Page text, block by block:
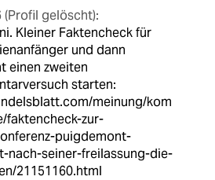
(Profil gelöscht):
Kleiner Faktencheck für
und dann
einen zweiten
starten:
meinung/kom
faktencheck-zur-
puigdemont-
nach-seiner-freilassung-die-
21151160.html